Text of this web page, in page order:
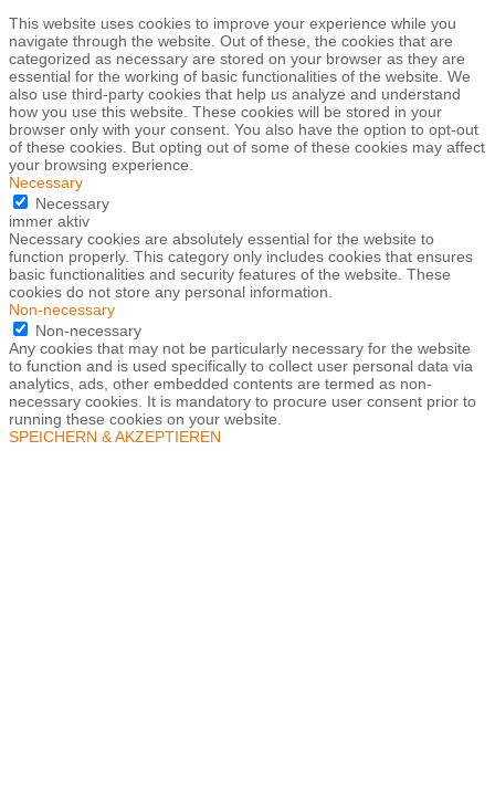
This website uses cookies to improve your experience while you
navigate through the website. Out of these, the cookies that are
categorized as necessary are stored on your browser as they are
essential for the working of basic functionalities of the website. We
also use third-party cookies that help us analyze and understand
how you use this website. These cookies will be stored in your
browser only with your consent. You also have the option to opt-out
of these cookies. But opting out of some of these cookies may affect
your browsing experience.
Necessary
Necessary
immer aktiv
Necessary cookies are absolutely essential for the website to
function properly. This category only includes cookies that ensures
basic functionalities and security features of the website. These
cookies do not store any personal information.
Non-necessary
Non-necessary
Any cookies that may not be particularly necessary for the website
to function and is used specifically to collect user personal data via
analytics, ads, other embedded contents are termed as non-
necessary cookies. It is mandatory to procure user consent prior to
running these cookies on your website.
SPEICHERN & AKZEPTIEREN